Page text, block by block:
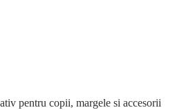
pentru copii, margele si accesorii